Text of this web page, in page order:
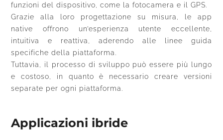
funzioni del dispositivo, come la fotocamera e il GPS.
Grazie alla loro progettazione su misura, le app
native offrono un’esperienza utente eccellente,
intuitiva e reattiva, aderendo alle linee guida
specifiche della piattaforma.
Tuttavia, il processo di sviluppo può essere più lungo
e costoso, in quanto è necessario creare versioni
separate per ogni piattaforma.
Applicazioni ibride